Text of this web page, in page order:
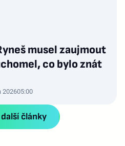
musel zaujmout
co bylo znát
202605:00
články